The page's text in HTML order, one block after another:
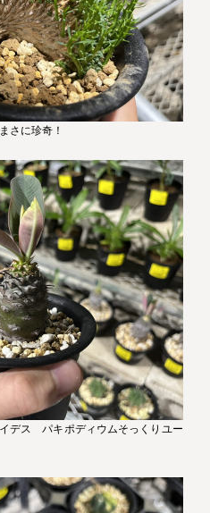
に珍奇！
デス パキポディウムそっくりユー